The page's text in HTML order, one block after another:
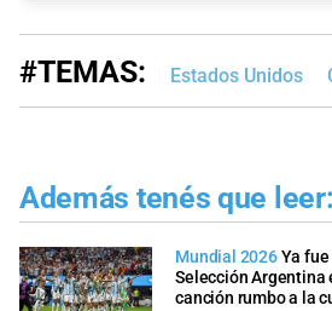
#TEMAS: Estados Unidos
Además tenés que leer:
Mundial 2026Ya
Selección Argentina
canción rumbo a la